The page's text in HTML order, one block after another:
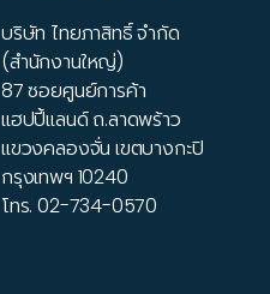
บริษัท ไทยภาสิทธิ์ จำกัด
(สำนักงานใหญ่)
87 ซอยศูนย์การค้า
แฮปปี้แลนด์ ถ.ลาดพร้าว
แขวงคลองจั่น เขตบางกะปิ
กรุงเทพฯ 10240
โทร.02-734-0570